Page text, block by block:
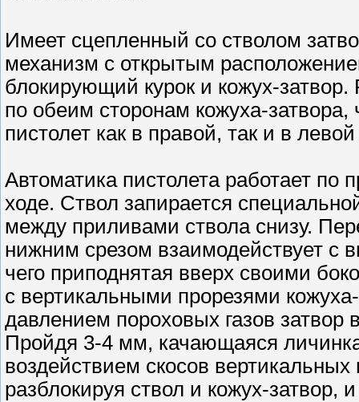
Имеет сцепленный со стволом
механизм с открытым
блокирующий курок и кожух-
по обеим сторонам кожуха-
пистолет как в правой, так и в левой
Автоматика пистолета работает по
ходе. Ствол запирается
между приливами ствола снизу.
нижним срезом взаимодействует с
чего приподнятая вверх своими
с вертикальными прорезями
давлением пороховых газов
Пройдя 3-4 мм, качающаяся
воздействием скосов вертикальных
разблокируя ствол и кожух-затвор,